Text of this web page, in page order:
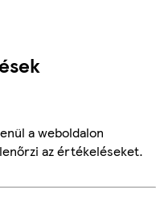
a weboldalon
az értékeléseket.